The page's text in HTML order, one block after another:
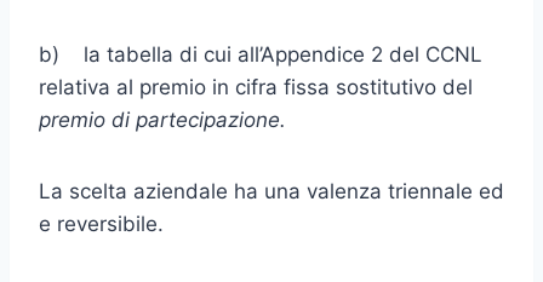
b) la tabella di cui all’Appendice 2 del CCNL
relativa al premio in cifra fissa sostitutivo del
premio di partecipazione.
La scelta aziendale ha una valenza triennale ed
e reversibile.